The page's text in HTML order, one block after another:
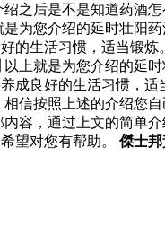
之后是不是知道药酒
为您介绍的延时壮阳
的生活习惯，适当锻炼
以上就是为您介绍的延
良好的生活习惯，适
信按照上述的介绍您
容，通过上文的简单
望对您有帮助。 傑士